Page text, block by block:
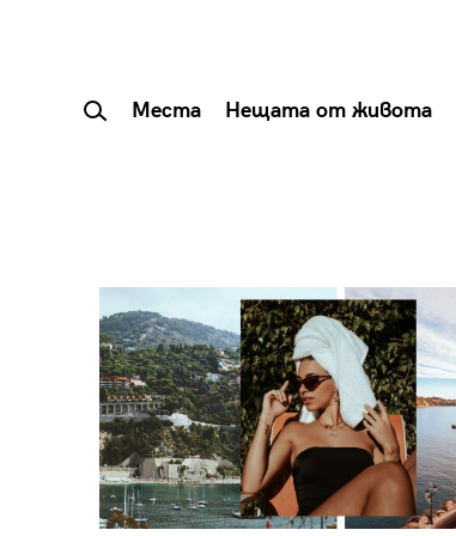
Места Нещата от живота